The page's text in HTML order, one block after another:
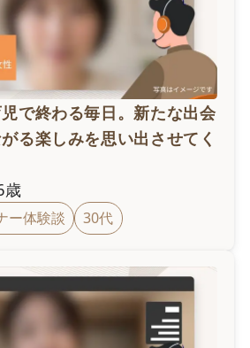
で終わる毎日。新たな出会
る楽しみを思い出させてく
歳
ー体験談 30代